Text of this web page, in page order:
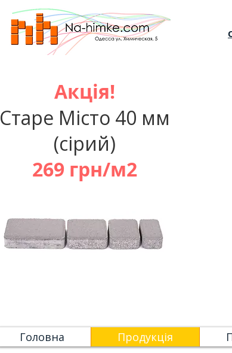
Акція!
Старе Місто 40 мм
(сірий)
269 грн/м2
Головна Продукція